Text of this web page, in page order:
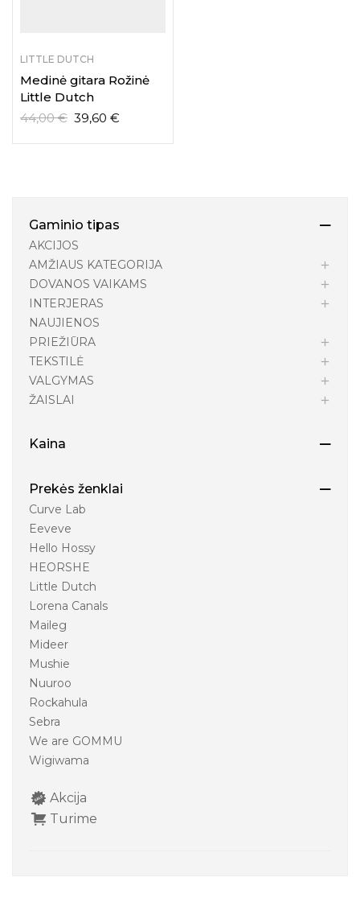
Gaminio tipas
AKCIJOS
AMŽIAUS KATEGORIJA
DOVANOS VAIKAMS
INTERJERAS
NAUJIENOS
PRIEŽIŪRA
TEKSTILĖ
VALGYMAS
ŽAISLAI
Kaina
Prekės ženklai
Curve Lab
Eeveve
Hello Hossy
HEORSHE
Little Dutch
Lorena Canals
Maileg
Mideer
Mushie
Nuuroo
Rockahula
Sebra
We are GOMMU
Wigiwama
Akcija
Turime
LITTLE DUTCH
Medinė gitara Rožinė
Little Dutch
44,00€ 39,60 €